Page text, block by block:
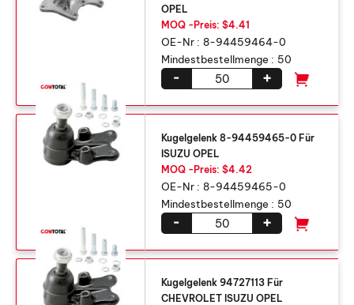
OPEL
MOQ -Preis: $4.41
OE-Nr : 8-94459464-0
Mindestbestellmenge : 50
+
-
Kugelgelenk 8-94459465-0 Für
ISUZU OPEL
MOQ -Preis: $4.42
OE-Nr : 8-94459465-0
Mindestbestellmenge : 50
+
-
Kugelgelenk 94727113 Für
CHEVROLET ISUZU OPEL